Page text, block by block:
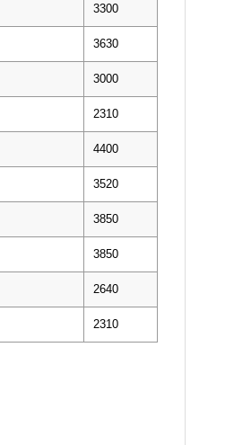
3300
3630
3000
2310
4400
3520
3850
3850
2640
2310